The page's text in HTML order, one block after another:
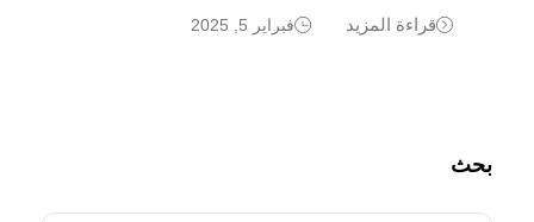
قراءة المزيد فبراير 5, 2025
بحث